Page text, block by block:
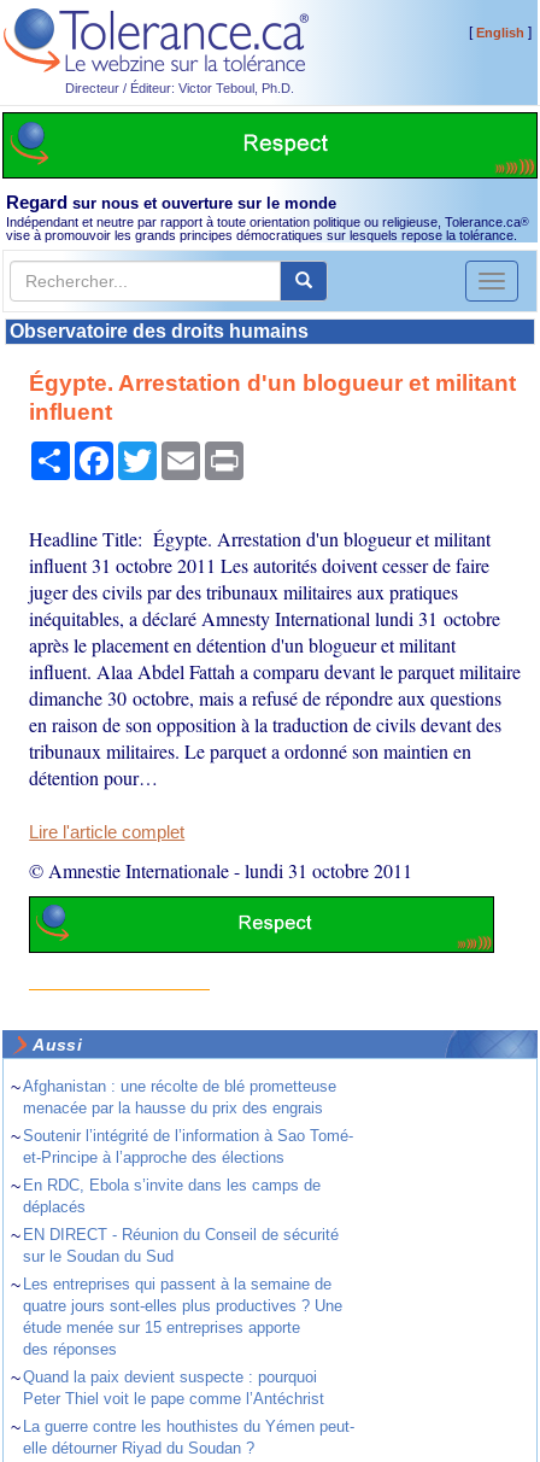
Directeur / Éditeur: Victor Teboul, Ph.D.
[English ]
Regard sur nous et ouverture sur le monde
Indépendant et neutre par rapport à toute orientation politique ou religieuse, Tolerance.ca®
vise à promouvoir les grands principes démocratiques sur lesquels repose la tolérance.
Toggle
Observatoire des droits humains
Égypte. Arrestation d'un blogueur et militant
influent
PartagerFacebook
TwitterEmail
Headline Title: Égypte. Arrestation d'un blogueur et militant
influent 31 octobre 2011 Les autorités doivent cesser de faire
juger des civils par des tribunaux militaires aux pratiques
inéquitables, a déclaré Amnesty International lundi 31 octobre
après le placement en détention d'un blogueur et militant
influent. Alaa Abdel Fattah a comparu devant le parquet militaire
dimanche 30 octobre, mais a refusé de répondre aux questions
en raison de son opposition à la traduction de civils devant des
tribunaux militaires. Le parquet a ordonné son maintien en
détention pour…
Lire l'article complet
© Amnestie Internationale-lundi 31 octobre 2011
Aussi
~Afghanistan : une récolte de blé prometteuse
menacée par la hausse du prix des engrais
~Soutenir l’intégrité de l’information à Sao Tomé-
et-Principe à l’approche des élections
~ En RDC, Ebola s’invite dans les camps de
déplacés
~ EN DIRECT - Réunion du Conseil de sécurité
sur le Soudan du Sud
~ Les entreprises qui passent à la semaine de
quatre jours sont-elles plus productives ? Une
étude menée sur 15 entreprises apporte
des réponses
~Quand la paix devient suspecte : pourquoi
Peter Thiel voit le pape comme l’Antéchrist
~ La guerre contre les houthistes du Yémen peut-
elle détourner Riyad du Soudan ?